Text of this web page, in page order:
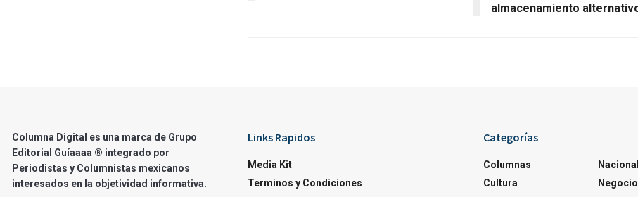
almacenamiento
Columna Digital es una marca de Grupo
Editorial Guíaaaa ® integrado por
Periodistas y Columnistas mexicanos
interesados en la objetividad informativa.
Links Rapidos
Media Kit
Terminos y Condiciones
Categorías
Columnas
Cultura
Nacional